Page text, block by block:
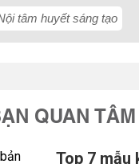
tâm huyết sáng tạo
QUAN TÂM
Top 7 mẫu